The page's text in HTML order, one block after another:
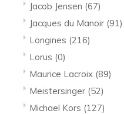
Jacob Jensen (67)
Jacques du Manoir (91)
Longines (216)
Lorus (0)
Maurice Lacroix (89)
Meistersinger (52)
Michael Kors (127)